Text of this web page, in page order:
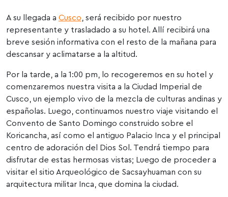
A su llegada a Cusco , será recibido por nuestro
representante y trasladado a su hotel. Allí recibirá una
breve sesión informativa con el resto de la mañana para
descansar y aclimatarse a la altitud.
Por la tarde, a la 1:00 pm, lo recogeremos en su hotel y
comenzaremos nuestra visita a la Ciudad Imperial de
Cusco, un ejemplo vivo de la mezcla de culturas andinas y
españolas. Luego, continuamos nuestro viaje visitando el
Convento de Santo Domingo construido sobre el
Koricancha, así como el antiguo Palacio Inca y el principal
centro de adoración del Dios Sol. Tendrá tiempo para
disfrutar de estas hermosas vistas; Luego de proceder a
visitar el sitio Arqueológico de Sacsayhuaman con su
arquitectura militar Inca, que domina la ciudad.